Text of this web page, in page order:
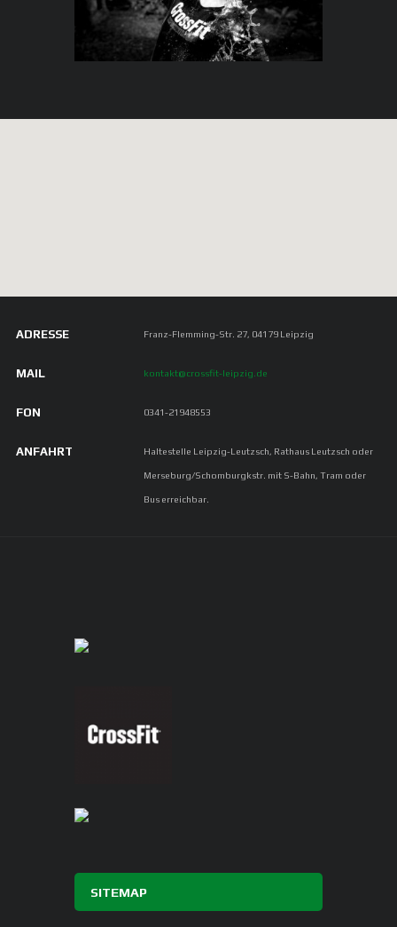
ADRESSE Franz-Flemming-Str. 27, 04179 Leipzig
MAIL kontakt@crossfit-leipzig.de
FON 0341-21948553
ANFAHRT Haltestelle Leipzig-Leutzsch, Rathaus Leutzsch oder
Merseburg/Schomburgkstr. mit S-Bahn, Tram oder
Bus erreichbar.
SITEMAP